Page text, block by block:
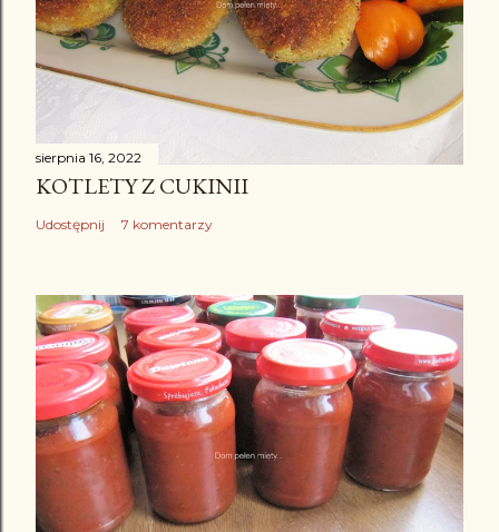
sierpnia 16, 2022
KOTLETY Z CUKINII
Udostępnij 7 komentarzy